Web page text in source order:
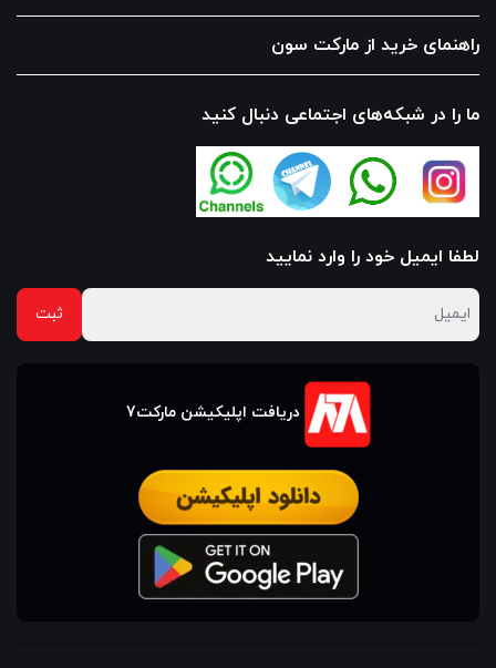
راهنمای خرید از مارکت سون
ما را در شبکه‌های اجتماعی دنبال کنید
لطفا ایمیل خود را وارد نمایید
دریافت اپلیکیشن مارکت7